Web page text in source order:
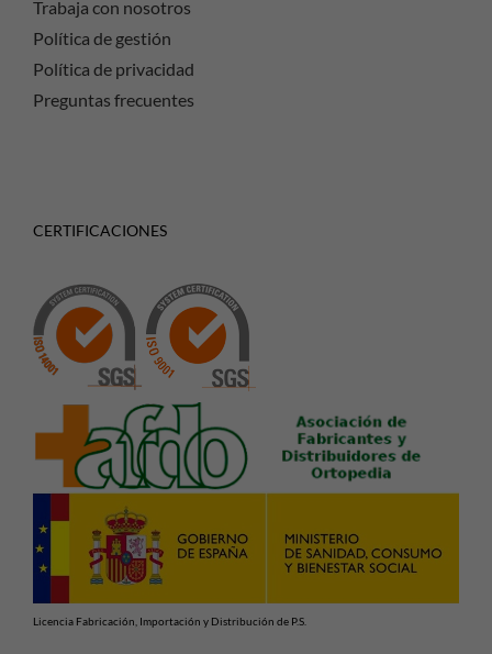
Trabaja con nosotros
Política de gestión
Política de privacidad
Preguntas frecuentes
CERTIFICACIONES
Licencia Fabricación, Importación y Distribución de P.S.